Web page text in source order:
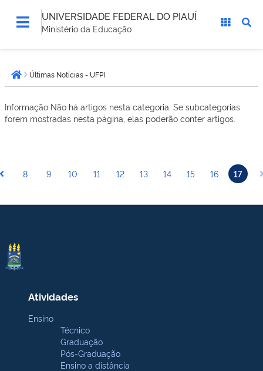
UNIVERSIDADE FEDERAL DO PIAUÍ
Ministério da Educação
está
aqui:Página inicial
Últimas Notícias - UFPI
Informação Não há artigos nesta categoria. Se subcategorias
forem mostradas nesta página, elas poderão conter artigos.
8 9 10 11 12 13 14 15 16 17
Atividades
Ensino
Técnico
Graduação
Pós-Graduação
Ensino a distância